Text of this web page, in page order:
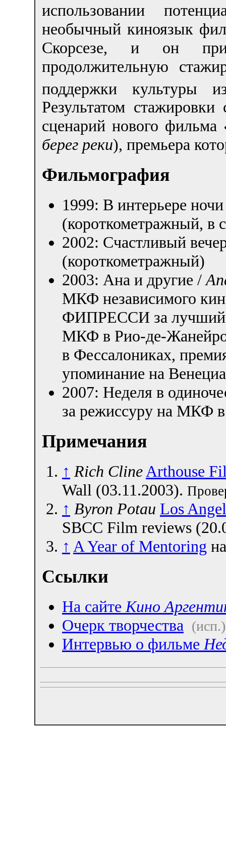
использовании
необычный киноязык
Скорсезе, и он
продолжительную
поддержки культуры
Результатом
сценарий нового
берег реки), премьера
Фильмография
1999: В интерьере
(короткометражный, в
2002: Счастливый
(короткометражный)
2003: Ана и другие /
МКФ независимого
ФИПРЕССИ за лучший
МКФ в Рио-де-
в Фессалониках,
упоминание на
2007: Неделя в
за режиссуру на МКФ
Примечания
↑ Rich Cline Arthouse
Wall (03.11.2003).
↑ Byron Potau Los
SBCC Film reviews
↑ A Year of Mentoring
Ссылки
На сайте Кино
Очерк творчества
(исп.)
Интервью о фильме